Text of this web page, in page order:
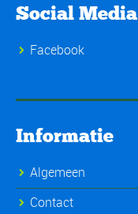
Social Media
Facebook
Informatie
Algemeen
Contact